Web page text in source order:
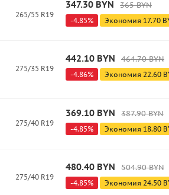
265/55 R19
347.30 BYN 365BYN
-4.85% Экономия 17.70
275/35 R19
442.10 BYN 464.70BYN
-4.86% Экономия 22.60
275/40 R19
369.10 BYN 387.90BYN
-4.85% Экономия 18.80
275/40 R19
480.40 BYN 504.90BYN
-4.85% Экономия 24.50